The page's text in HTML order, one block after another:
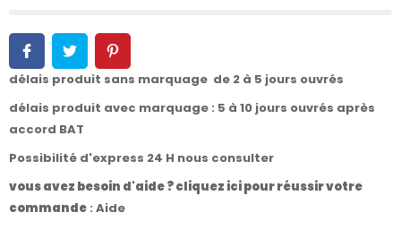
délais produit sans marquage de 2 à 5 jours ouvrés
délais produit avec marquage : 5 à 10 jours ouvrés après
accord BAT
Possibilité d'express 24 H nous consulter
vous avez besoin d'aide ? cliquez ici pour réussir votre
commande : Aide